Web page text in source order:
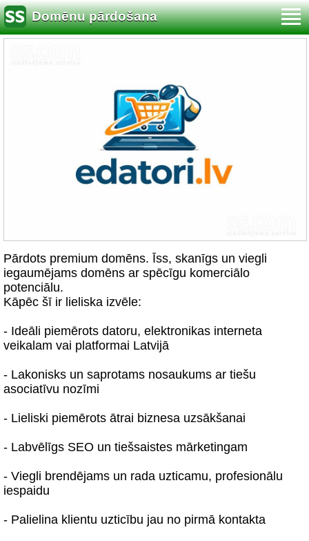
Domēnu pārdošana
Pārdots premium domēns. Īss, skanīgs un viegli
iegaumējams domēns ar spēcīgu komerciālo
potenciālu.
Kāpēc šī ir lieliska izvēle:
- Ideāli piemērots datoru, elektronikas interneta
veikalam vai platformai Latvijā
- Lakonisks un saprotams nosaukums ar tiešu
asociatīvu nozīmi
- Lieliski piemērots ātrai biznesa uzsākšanai
- Labvēlīgs SEO un tiešsaistes mārketingam
- Viegli brendējams un rada uzticamu, profesionālu
iespaidu
- Palielina klientu uzticību jau no pirmā kontakta